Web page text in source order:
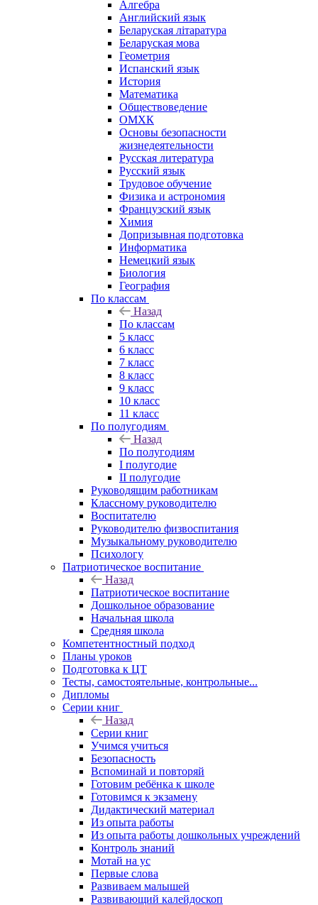
Алгебра
Английский язык
Беларуская літаратура
Беларуская мова
Геометрия
Испанский язык
История
Математика
Обществоведение
ОМХК
Основы безопасности
жизнедеятельности
Русская литература
Русский язык
Трудовое обучение
Физика и астрономия
Французский язык
Химия
Допризывная подготовка
Информатика
Немецкий язык
Биология
География
По классам
Назад
По классам
5 класс
6 класс
7 класс
8 класс
9 класс
10 класс
11 класс
По полугодиям
Назад
По полугодиям
I полугодие
II полугодие
Руководящим работникам
Классному руководителю
Воспитателю
Руководителю физвоспитания
Музыкальному руководителю
Психологу
Патриотическое воспитание
Назад
Патриотическое воспитание
Дошкольное образование
Начальная школа
Средняя школа
Компетентностный подход
Планы уроков
Подготовка к ЦТ
Тесты, самостоятельные, контрольные...
Дипломы
Серии книг
Назад
Серии книг
Учимся учиться
Безопасность
Вспоминай и повторяй
Готовим ребёнка к школе
Готовимся к экзамену
Дидактический материал
Из опыта работы
Из опыта работы дошкольных учреждений
Контроль знаний
Мотай на ус
Первые слова
Развиваем малышей
Развивающий калейдоскоп